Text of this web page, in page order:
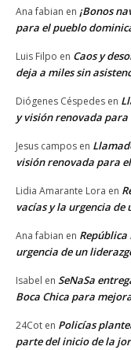
Ana fabian en ¡Bonos
para el pueblo
Luis Filpo en Caos y
deja a miles sin
Diógenes Céspedes en
y visión renovada
Jesus campos en
visión renovada para
Lidia Amarante Lora en
vacías y la urgencia
Ana fabian en
urgencia de un
Isabel en SeNaSa
Boca Chica para
24Cot en Policías
parte del inicio de la